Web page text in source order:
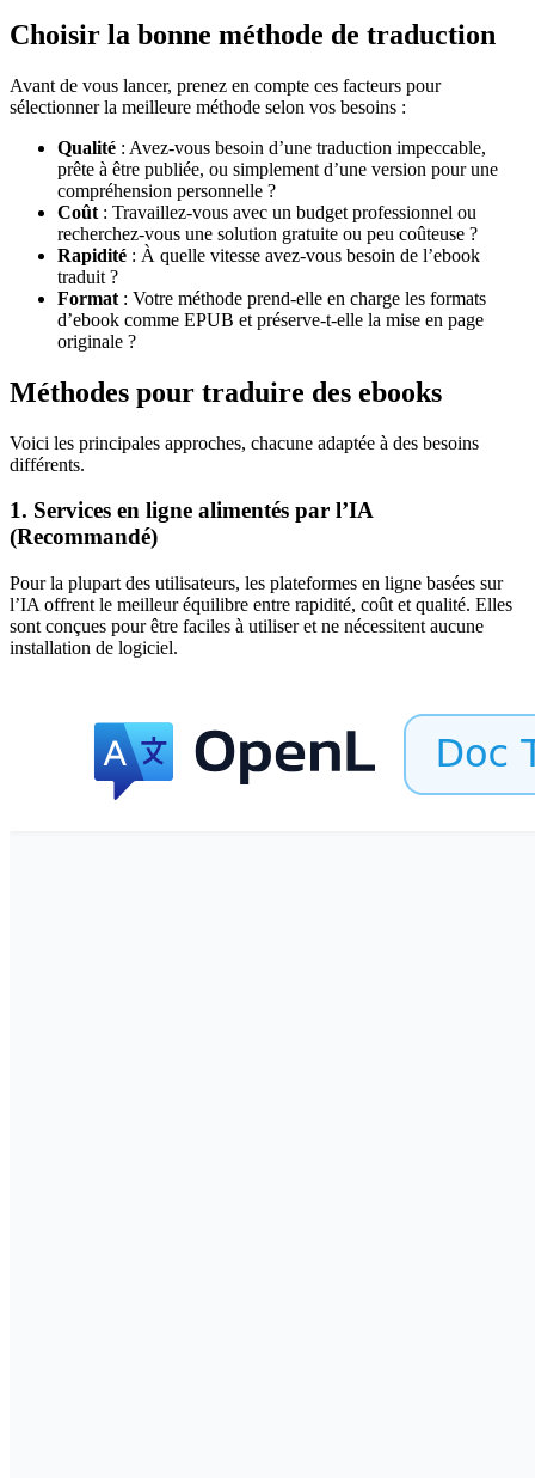
Choisir la bonne méthode de traduction
Avant de vous lancer, prenez en compte ces facteurs pour
sélectionner la meilleure méthode selon vos besoins :
Qualité : Avez-vous besoin d’une traduction impeccable,
prête à être publiée, ou simplement d’une version pour une
compréhension personnelle ?
Coût : Travaillez-vous avec un budget professionnel ou
recherchez-vous une solution gratuite ou peu coûteuse ?
Rapidité : À quelle vitesse avez-vous besoin de l’ebook
traduit ?
Format : Votre méthode prend-elle en charge les formats
d’ebook comme EPUB et préserve-t-elle la mise en page
originale ?
Méthodes pour traduire des ebooks
Voici les principales approches, chacune adaptée à des besoins
différents.
1. Services en ligne alimentés par l’IA
(Recommandé)
Pour la plupart des utilisateurs, les plateformes en ligne basées sur
l’IA offrent le meilleur équilibre entre rapidité, coût et qualité. Elles
sont conçues pour être faciles à utiliser et ne nécessitent aucune
installation de logiciel.